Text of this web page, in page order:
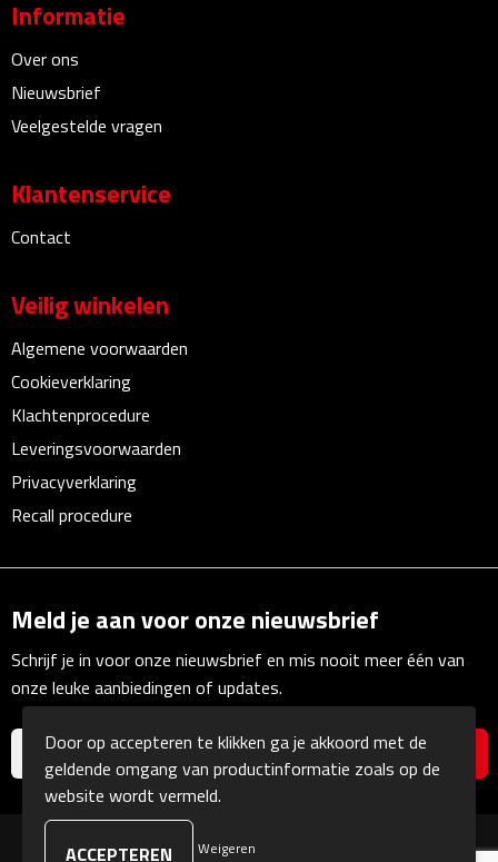
Auto Accessoires
Auto luchtverfrissers
Auto onderhoud
Auto organizers
Auto telefoonhouders
IJskrabbers
Parkeerschijven
Rijbewijs- & kentekenhoezen
Veiligheidshamers
Veiligheidssets
Zonneschermen
Fiets Accessoires
Fietsbellen
Fietstassen
Fiets telefoonhouders
Informatie
Over ons
Nieuwsbrief
Veelgestelde vragen
Klantenservice
Contact
Veilig winkelen
Algemene voorwaarden
Cookieverklaring
Klachtenprocedure
Leveringsvoorwaarden
Privacyverklaring
Recall procedure
Meld je aan voor onze nieuwsbrief
Schrijf je in voor onze nieuwsbrief en mis nooit meer één van
onze leuke aanbiedingen of updates.
© Copyright Kranengeschenken 2026
Door op accepteren te klikken ga je akkoord met de
geldende omgang van productinformatie zoals op de
website wordt vermeld.
Weigeren